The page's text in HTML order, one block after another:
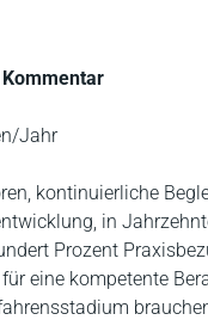
Jahr
kontinuierliche
in
Prozent
eine kompetente